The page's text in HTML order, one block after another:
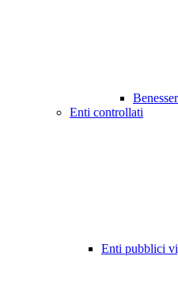
Enti controllati
Enti pubblici